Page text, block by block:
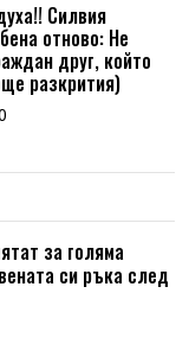
Силвия
отново: Не
друг, който
разкрития)
за голяма
си ръка след